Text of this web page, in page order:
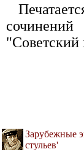
"Советский
Зарубежные
стульев'